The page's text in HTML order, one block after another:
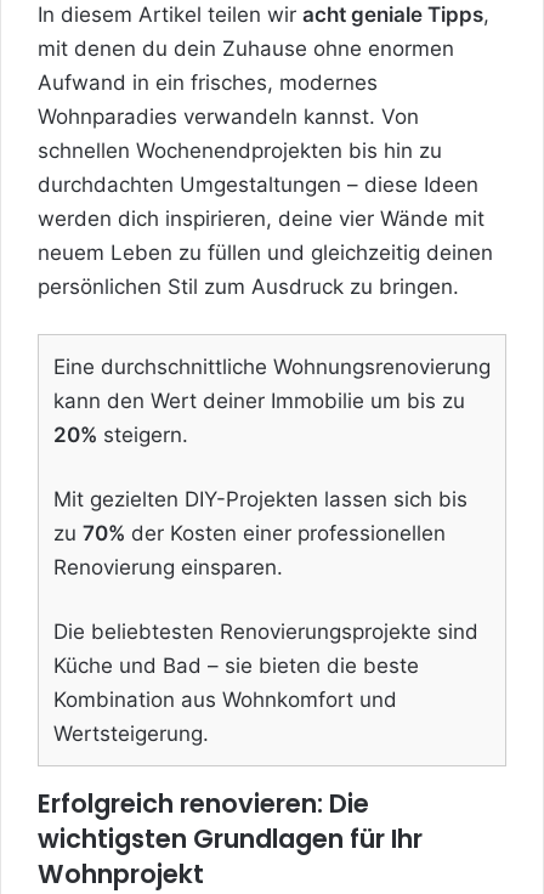
In diesem Artikel teilen wir acht geniale Tipps,
mit denen du dein Zuhause ohne enormen
Aufwand in ein frisches, modernes
Wohnparadies verwandeln kannst. Von
schnellen Wochenendprojekten bis hin zu
durchdachten Umgestaltungen – diese Ideen
werden dich inspirieren, deine vier Wände mit
neuem Leben zu füllen und gleichzeitig deinen
persönlichen Stil zum Ausdruck zu bringen.
Eine durchschnittliche Wohnungsrenovierung
kann den Wert deiner Immobilie um bis zu
20% steigern.
Mit gezielten DIY-Projekten lassen sich bis
zu 70% der Kosten einer professionellen
Renovierung einsparen.
Die beliebtesten Renovierungsprojekte sind
Küche und Bad – sie bieten die beste
Kombination aus Wohnkomfort und
Wertsteigerung.
Erfolgreich renovieren: Die
wichtigsten Grundlagen für Ihr
Wohnprojekt